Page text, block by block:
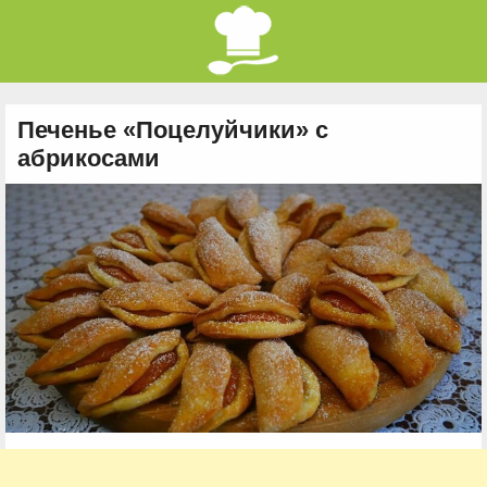
Печенье «Поцелуйчики» с
абрикосами